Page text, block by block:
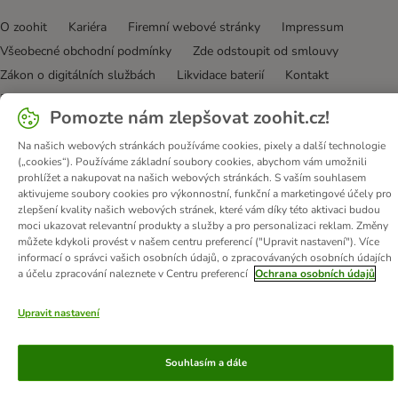
O zoohit Kariéra Firemní webové stránky
Impressum
Všeobecné obchodní podmínky
Zde odstoupit od smlouvy
Zákon o digitálních službách
Likvidace baterií
Kontakt
Poštovné a dodací termín
Partnerský program
Ochrana osobních údajů
Ochrana osobních údajů
Prohlášení o přístupnosti
© zooplus SE 2026
Pomozte nám zlepšovat zoohit.cz!
Na našich webových stránkách používáme cookies, pixely a další technologie
(„cookies“). Používáme základní soubory cookies, abychom vám umožnili
prohlížet a nakupovat na našich webových stránkách. S vaším souhlasem
aktivujeme soubory cookies pro výkonnostní, funkční a marketingové účely pro
zlepšení kvality našich webových stránek, které vám díky této aktivaci budou
moci ukazovat relevantní produkty a služby a pro personalizaci reklam. Změny
můžete kdykoli provést v našem centru preferencí ("Upravit nastavení"). Více
informací o správci vašich osobních údajů, o zpracovávaných osobních údajích
a účelu zpracování naleznete v Centru preferencí Ochrana osobních údajů
Upravit nastavení
Souhlasím a dále